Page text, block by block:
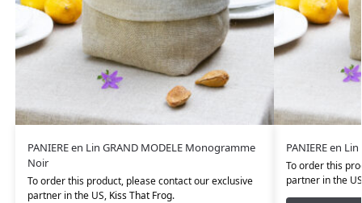
PANIERE en Lin GRAND MODELE Monogramme
Noir
To order this product, please contact our exclusive
partner in the US, Kiss That Frog.
PANIERE en
To order this
partner in the